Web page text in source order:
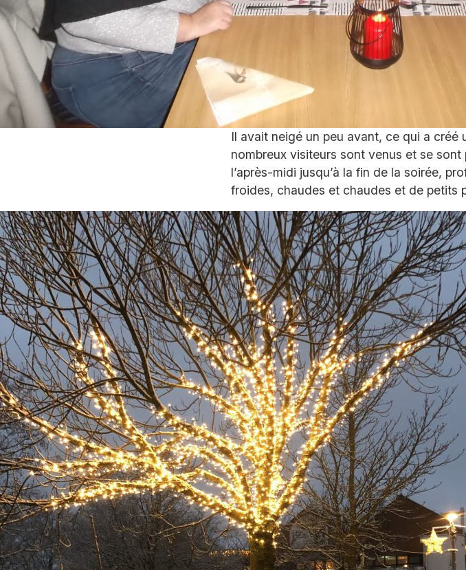
Il avait neigé un peu avant, ce qui a créé
nombreux visiteurs sont venus et se
l’après-midi jusqu’à la fin de la soirée,
froides, chaudes et chaudes et de petits